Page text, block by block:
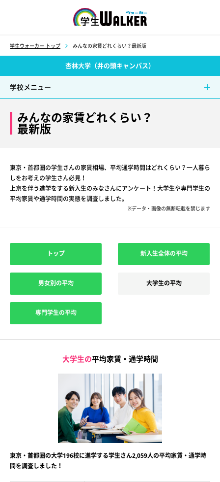
学生ウォーカー トップ みんなの家賃どれくらい？最新版
杏林大学（井の頭キャンパス）
学校メニュー
みんなの家賃どれくらい？
最新版
東京・首都圏の学生さんの家賃相場、平均通学時間はどれくらい？一人暮ら
しをお考えの学生さん必見！
上京を伴う進学をする新入生のみなさんにアンケート！大学生や専門学生の
平均家賃や通学時間の実態を調査しました。
※データ・画像の無断転載を禁じます
トップ 新入生全体の平均
男女別の平均 大学生の平均
専門学生の平均
大学生の平均家賃・通学時間
東京・首都圏の大学196校に進学する学生さん2,059人の平均家賃・通学時
間を調査しました！